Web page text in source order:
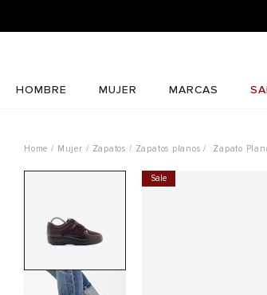
HOMBRE MUJER MARCAS
Mujer Zapatos Zapatos planos Zapato
Sale